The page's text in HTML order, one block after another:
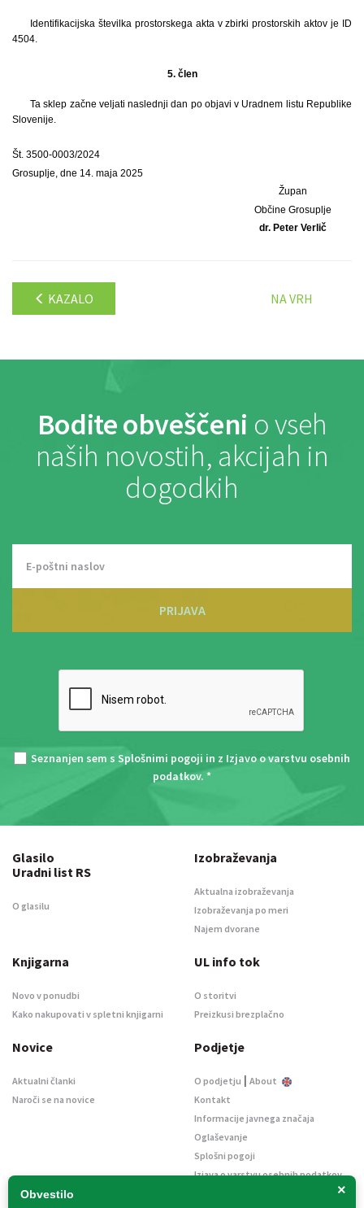
Identifikacijska številka prostorskega akta v zbirki prostorskih aktov je ID
4504.
5. člen
Ta sklep začne veljati naslednji dan po objavi v Uradnem listu Republike
Slovenije.
Št. 3500-0003/2024
Grosuplje, dne 14. maja 2025
Župan
Občine Grosuplje
dr. Peter Verlič
KAZALO NA VRH
Bodite obveščeni o vseh
naših novostih, akcijah in
dogodkih
PRIJAVA
Seznanjen sem s Splošnimi pogoji in z Izjavo o varstvu osebnih
podatkov. *
×
Obvestilo
Glasilo
Uradni list RS
O glasilu
Izobraževanja
Aktualna izobraževanja
Izobraževanja po meri
Najem dvorane
Knjigarna
Novo v ponudbi
Kako nakupovati v spletni knjigarni
UL info tok
O storitvi
Preizkusi brezplačno
Novice
Aktualni članki
Naroči se na novice
Podjetje
O podjetju | About
Kontakt
Informacije javnega značaja
Oglaševanje
Splošni pogoji
Izjava o varstvu osebnih podatkov